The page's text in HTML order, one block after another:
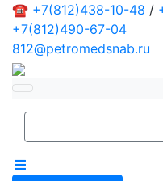
☎ +7(812)438-10-48 /
+7(812)490-67-04
812@petromedsnab.ru